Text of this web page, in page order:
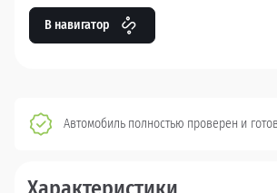
В навигатор
Автомобиль полностью проверен и